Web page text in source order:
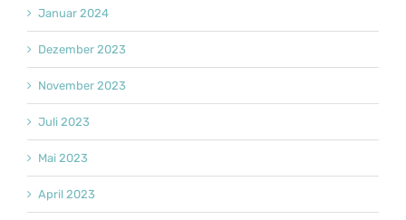
Januar 2024
Dezember 2023
November 2023
Juli 2023
Mai 2023
April 2023